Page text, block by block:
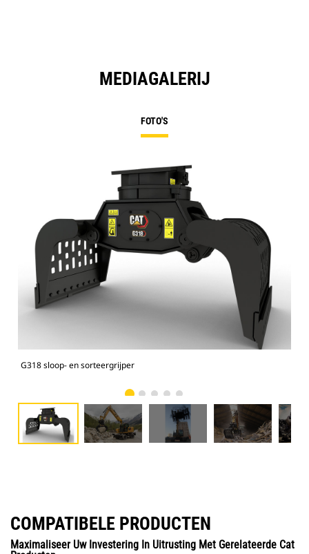
MEDIAGALERIJ
FOTO'S
G318 sloop- en sorteergrijper
COMPATIBELE PRODUCTEN
Maximaliseer Uw Investering In Uitrusting Met Gerelateerde Cat